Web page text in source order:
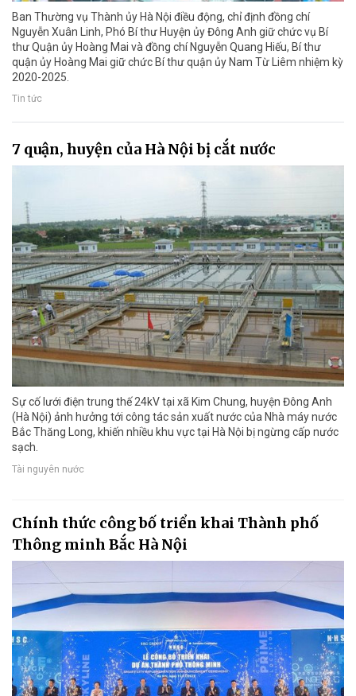
Ban Thường vụ Thành ủy Hà Nội điều động, chỉ định đồng chí
Nguyễn Xuân Linh, Phó Bí thư Huyện ủy Đông Anh giữ chức vụ Bí
thư Quận ủy Hoàng Mai và đồng chí Nguyễn Quang Hiếu, Bí thư
quận ủy Hoàng Mai giữ chức Bí thư quận ủy Nam Từ Liêm nhiệm kỳ
2020-2025.
Tin tức
7 quận, huyện của Hà Nội bị cắt nước
Sự cố lưới điện trung thế 24kV tại xã Kim Chung, huyện Đông Anh
(Hà Nội) ảnh hưởng tới công tác sản xuất nước của Nhà máy nước
Bắc Thăng Long, khiến nhiều khu vực tại Hà Nội bị ngừng cấp nước
sạch.
Tài nguyên nước
Chính thức công bố triển khai Thành phố
Thông minh Bắc Hà Nội